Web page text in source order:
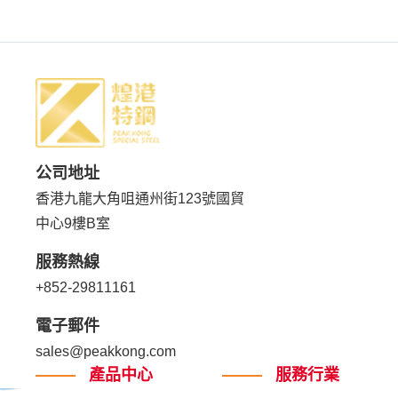
公司地址
香港九龍大角咀通州街123號國貿
中心9樓B室
服務熱線
+852-29811161
電子郵件
sales@peakkong.com
產品中心 服務行業